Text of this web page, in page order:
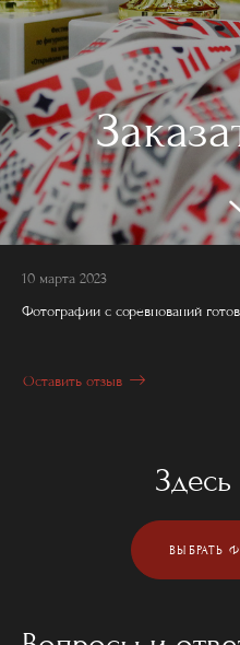
10 марта 2023
Фотографии с соревнований
Оставить отзыв
ВЫБРАТЬ